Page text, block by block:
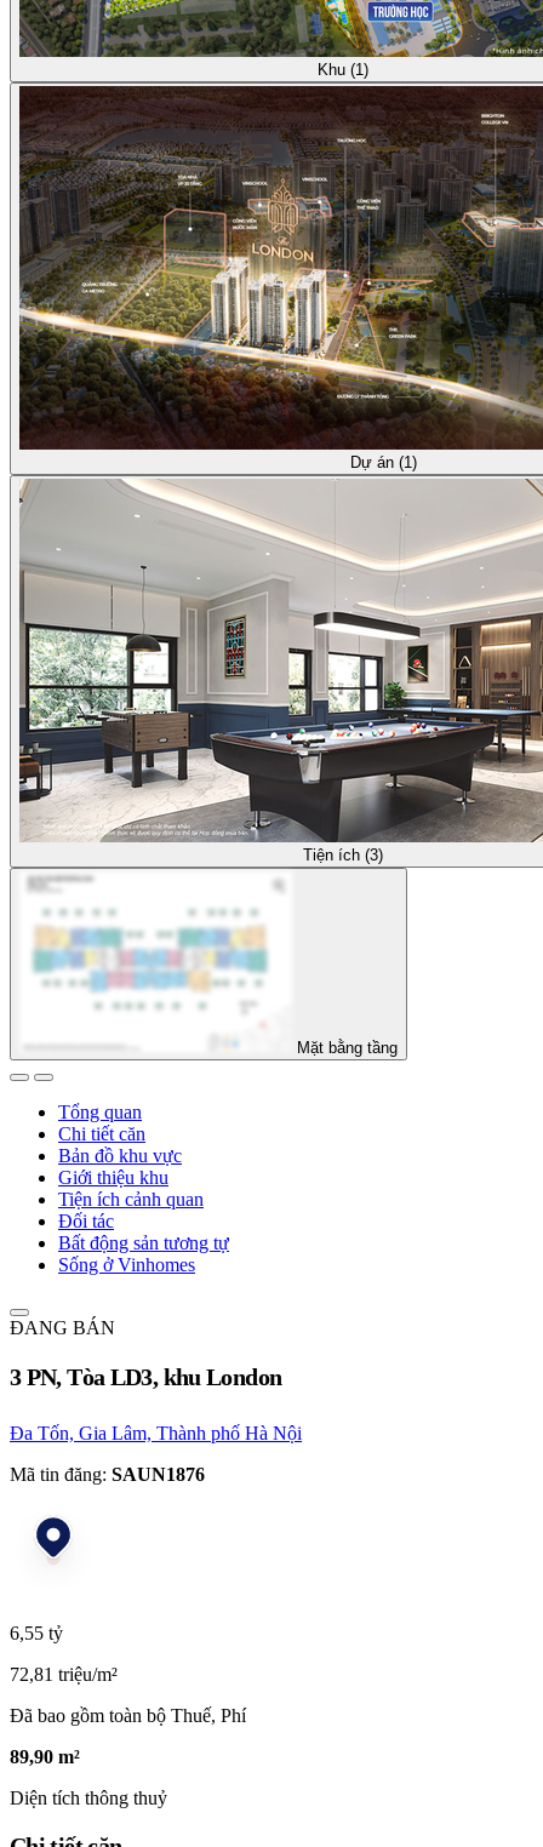
Khu (1)
Dự án (1)
Tiện ích (3)
Mặt bằng tầng
Tổng quan
Chi tiết căn
Bản đồ khu vực
Giới thiệu khu
Tiện ích cảnh quan
Đối tác
Bất động sản tương tự
Sống ở Vinhomes
ĐANG BÁN
3 PN, Tòa LD3, khu London
Đa Tốn, Gia Lâm, Thành phố Hà Nội
Mã tin đăng: SAUN1876
6,55 tỷ
72,81 triệu/m²
Đã bao gồm toàn bộ Thuế, Phí
89,90 m²
Diện tích thông thuỷ